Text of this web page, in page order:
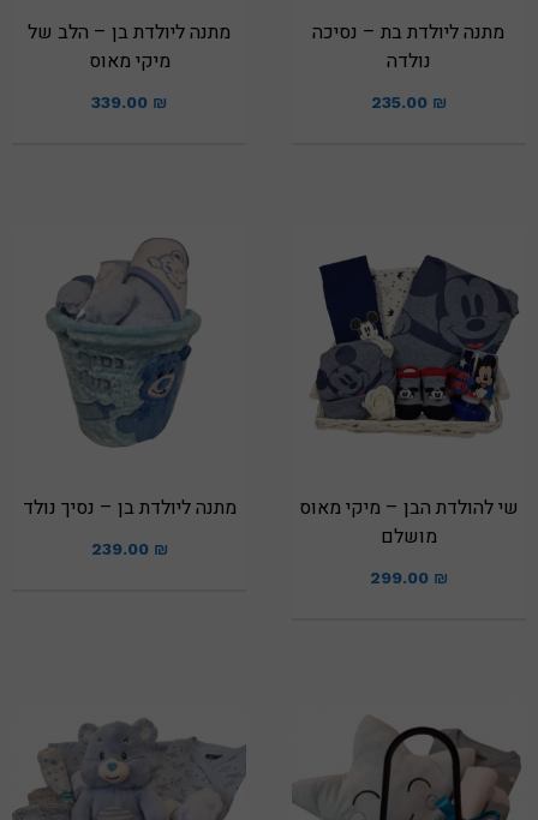
מתנה ליולדת בת – נסיכה
נולדה
235.00 ₪
מתנה ליולדת בן – הלב של
מיקי מאוס
339.00 ₪
שי להולדת הבן – מיקי מאוס
מושלם
299.00 ₪
מתנה ליולדת בן – נסיך נולד
239.00 ₪